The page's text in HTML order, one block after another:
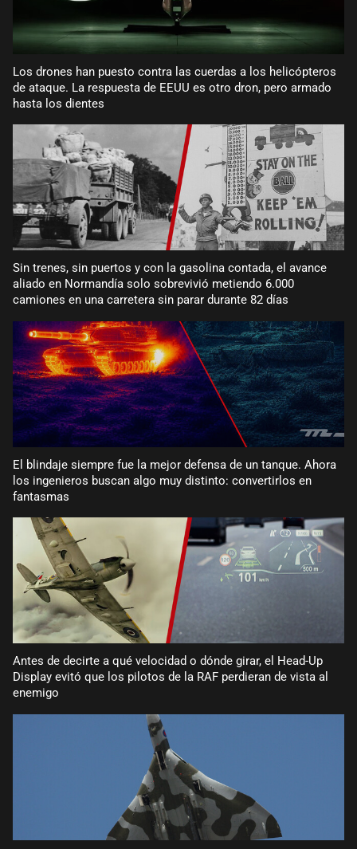
Los drones han puesto contra las cuerdas a los helicópteros
de ataque. La respuesta de EEUU es otro dron, pero armado
hasta los dientes
Sin trenes, sin puertos y con la gasolina contada, el avance
aliado en Normandía solo sobrevivió metiendo 6.000
camiones en una carretera sin parar durante 82 días
El blindaje siempre fue la mejor defensa de un tanque. Ahora
los ingenieros buscan algo muy distinto: convertirlos en
fantasmas
Antes de decirte a qué velocidad o dónde girar, el Head-Up
Display evitó que los pilotos de la RAF perdieran de vista al
enemigo